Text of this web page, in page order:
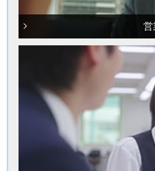
営